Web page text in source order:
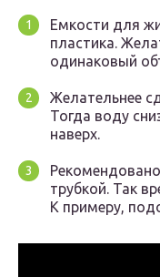
Емкости для
пластика.
одинаковый
Желательнее
Тогда воду
наверх.
трубкой. Так
К примеру,